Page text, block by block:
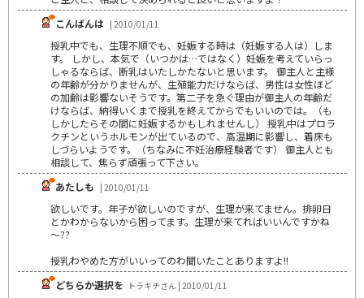
こんばんは | 2010/01/11
授乳中でも、生理不順でも、妊娠する時は（妊娠する人は）しま
す。 しかし、本気で（いつかは…ではなく）妊娠を考えていらっ
しゃるならば、断乳はいたしかたないと思います。 御主人と主様
の年齢が分かりませんが、生殖能力だけならば、男性は女性ほど
の加齢は影響ないそうです。第二子を急ぐ理由が御主人の年齢だ
けならば、納得いくまで授乳を終えてからでもいいのでは。（も
しかしたらその間に妊娠するかもしれませんし） 授乳中はプロラ
クチンというホルモンが出ているので、高温期に影響し、着床も
しづらいようです。（ちなみに不妊治療経験者です） 御主人とも
相談して、焦らず頑張って下さい。
あたしも | 2010/01/11
欲しいです。年子が欲しいのですが、生理が来てません。排卵日
とかわからないから困ってます。生理が来てればいいんですかね
～??
授乳わやめた方がいいってのわ聞いたことありますよ!!
どちらか選択を トラキチさん | 2010/01/11